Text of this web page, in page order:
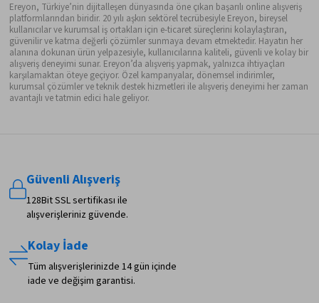
Ereyon, Türkiye’nin dijitalleşen dünyasında öne çıkan başarılı online alışveriş
platformlarından biridir. 20 yılı aşkın sektörel tecrübesiyle Ereyon, bireysel
kullanıcılar ve kurumsal iş ortakları için e-ticaret süreçlerini kolaylaştıran,
güvenilir ve katma değerli çözümler sunmaya devam etmektedir. Hayatın her
alanına dokunan ürün yelpazesiyle, kullanıcılarına kaliteli, güvenli ve kolay bir
alışveriş deneyimi sunar. Ereyon’da alışveriş yapmak, yalnızca ihtiyaçları
karşılamaktan öteye geçiyor. Özel kampanyalar, dönemsel indirimler,
kurumsal çözümler ve teknik destek hizmetleri ile alışveriş deneyimi her zaman
avantajlı ve tatmin edici hale geliyor.
Güvenli Alışveriş
128Bit SSL sertifikası ile
alışverişleriniz güvende.
Kolay İade
Tüm alışverişlerinizde 14 gün içinde
iade ve değişim garantisi.